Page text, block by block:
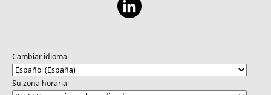
Cambiar idioma
Su zona horaria